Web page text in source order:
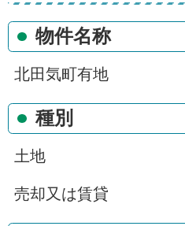
物件名称
北田気町有地
種別
土地
売却又は賃貸